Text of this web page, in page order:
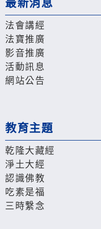
最新消息
法會講經
法寶推廣
影音推廣
活動訊息
網站公告
教育主題
乾隆大藏經
淨土大經
認識佛教
吃素是福
三時繫念